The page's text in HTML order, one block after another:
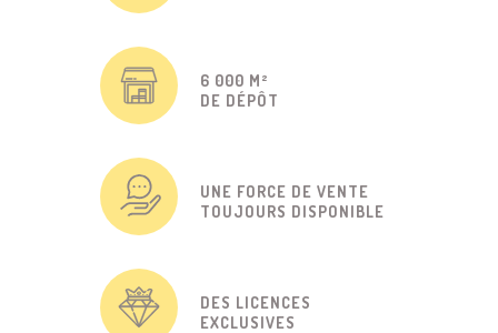
6 000 M²
DE DÉPÔT
UNE FORCE DE VENTE
TOUJOURS DISPONIBLE
DES LICENCES
EXCLUSIVES